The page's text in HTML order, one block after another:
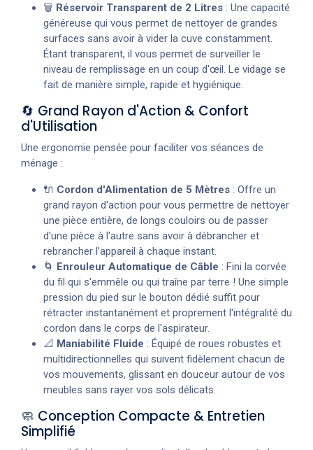
🗑️ Réservoir Transparent de 2 Litres : Une capacité
généreuse qui vous permet de nettoyer de grandes
surfaces sans avoir à vider la cuve constamment.
Étant transparent, il vous permet de surveiller le
niveau de remplissage en un coup d'œil. Le vidage se
fait de manière simple, rapide et hygiénique.
🔄 Grand Rayon d'Action & Confort
d'Utilisation
Une ergonomie pensée pour faciliter vos séances de
ménage :
🔌 Cordon d'Alimentation de 5 Mètres : Offre un
grand rayon d'action pour vous permettre de nettoyer
une pièce entière, de longs couloirs ou de passer
d'une pièce à l'autre sans avoir à débrancher et
rebrancher l'appareil à chaque instant.
🌀 Enrouleur Automatique de Câble : Fini la corvée
du fil qui s'emmêle ou qui traîne par terre ! Une simple
pression du pied sur le bouton dédié suffit pour
rétracter instantanément et proprement l'intégralité du
cordon dans le corps de l'aspirateur.
📐 Maniabilité Fluide : Équipé de roues robustes et
multidirectionnelles qui suivent fidèlement chacun de
vos mouvements, glissant en douceur autour de vos
meubles sans rayer vos sols délicats.
🧼 Conception Compacte & Entretien
Simplifié